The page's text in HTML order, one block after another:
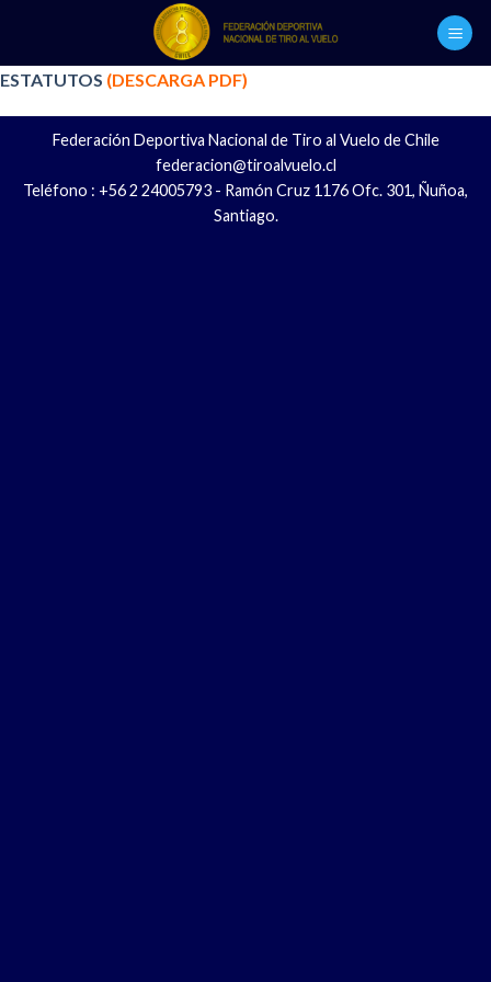
content
ESTATUTOS (DESCARGA PDF)
Federación Deportiva Nacional de Tiro al Vuelo de Chile
federacion@tiroalvuelo.cl
Teléfono : +56 2 24005793 - Ramón Cruz 1176 Ofc. 301, Ñuñoa,
Santiago.